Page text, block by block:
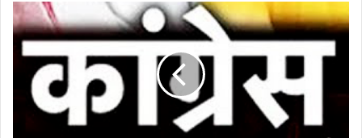
भाजपा
का
‘बहाना’
और
अपनों
‘निशाना’